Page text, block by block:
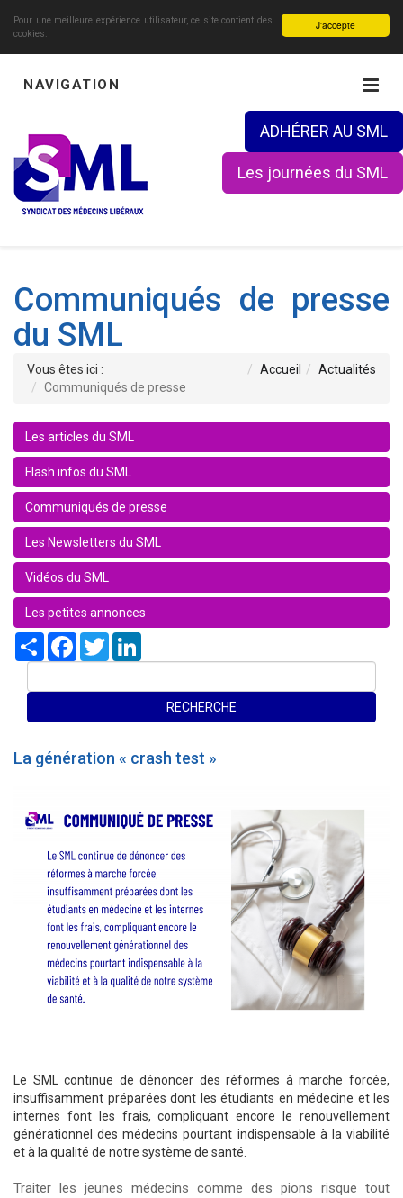
J'accepte
Pour une meilleure expérience utilisateur, ce site contient des
cookies.
NAVIGATION
ADHÉRER AU SML
Les journées du SML
Communiqués de presse
du SML
Vous êtes ici : Accueil
Actualités
Communiqués de presse
Les articles du SML
Flash infos du SML
Communiqués de presse
Les Newsletters du SML
Vidéos du SML
Les petites annonces
Share FacebookTwitter
La génération « crash test »
Le SML continue de dénoncer des réformes à marche forcée,
insuffisamment préparées dont les étudiants en médecine et les
internes font les frais, compliquant encore le renouvellement
générationnel des médecins pourtant indispensable à la viabilité
et à la qualité de notre système de santé.
Traiter les jeunes médecins comme des pions risque tout